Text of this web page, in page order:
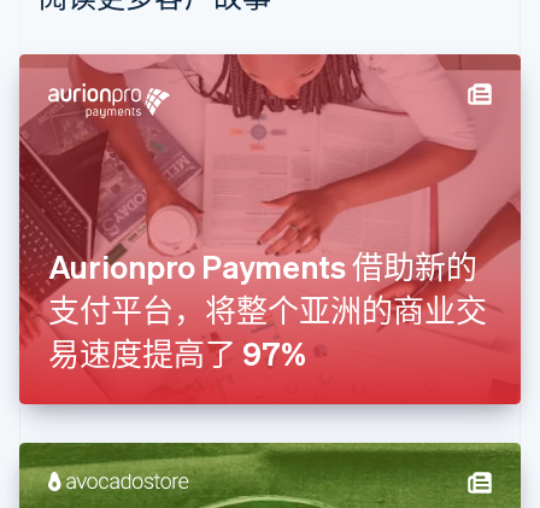
Aurionpro Payments 借助新的
支付平台，将整个亚洲的商业交
易速度提高了 97%
波兰
丹麦
English
德国
Deutsch English
法国
FrançaisEnglish
芬兰
EnglishSvenska
荷兰
NederlandsEnglish
加拿大
English Français
捷克
克罗地亚
拉脱维亚
English
立陶宛